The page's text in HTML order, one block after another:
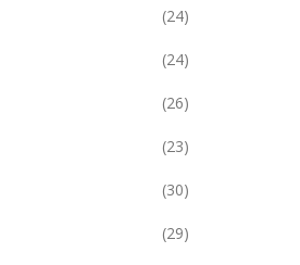
(24)
(24)
(26)
(23)
(30)
(29)